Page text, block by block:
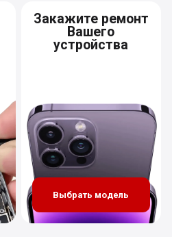
Закажите ремонт
Вашего
устройства
Выбрать модель